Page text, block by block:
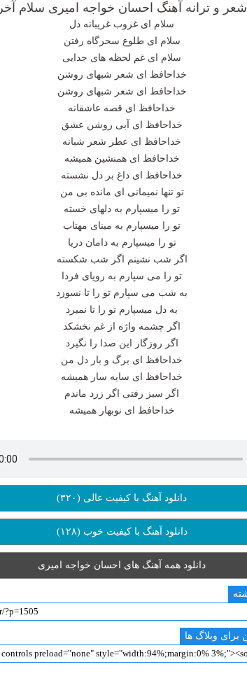
شعر و ترانه آهنگ احسان خواجه امیری سلام آخر
سلام ای غروب غریبانه دل
سلام ای طلوع سحرگاه رفتن
سلام ای غم لحظه های جدایی
خداحافظ ای شعر شبهای روشن
خداحافظ ای شعر شبهای روشن
خداحافظ ای قصه عاشقانه
خداحافظ ای آبی روشن عشق
خداحافظ ای عطر شعر شبانه
خداحافظ ای همنشین همیشه
خداحافظ ای داغ بر دل نشسته
تو تنها نمیمانی ای مانده بی من
تو را میسپارم به دلهای خسته
تو را میسپارم به مینای مهتاب
تو را میسپارم به دامان دریا
اگر شب نشینم اگر شب شکسته
تو را می سپارم به رویای فردا
به شب می سپارم تو را تا نسوزد
به دل میسپارم تو را تا نمیرد
اگر چشمه واژه از غم نخشکد
اگر روزگار این صدا را نگیرد
خداحافظ ای برگ و بار دل من
خداحافظ ای سایه سار همیشه
اگر سبز رفتی اگر زرد ماندم
خداحافظ ای نوبهار همیشه
دانلود آهنگ با کیفیت عالی (۳۲۰)
دانلود آهنگ با کیفیت خوب (۱۲۸)
دانلود همه آهنگ های احسان خواجه امیری
برای وبلاگ ها